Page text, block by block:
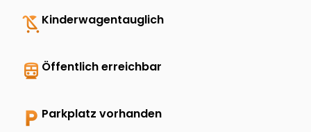
child_friendly Kinderwagentauglich
directions_transit Öffentlich erreichbar
local_parking Parkplatz vorhanden